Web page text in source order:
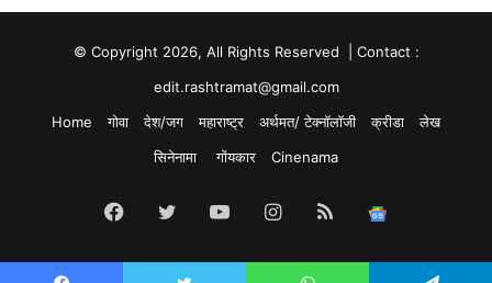
© Copyright 2026, All Rights Reserved | Contact :
edit.rashtramat@gmail.com
Home
गोवा देश/जग महाराष्ट्र अर्थमत/ टेक्नॉलॉजी क्रीडा
लेख
सिनेनामा
गोंयकार Cinenama
Facebook
TwitterYouTubeInstagram
RSS
News